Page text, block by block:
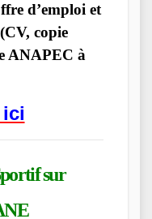
d’emploi et
copie
ANAPEC à
sur